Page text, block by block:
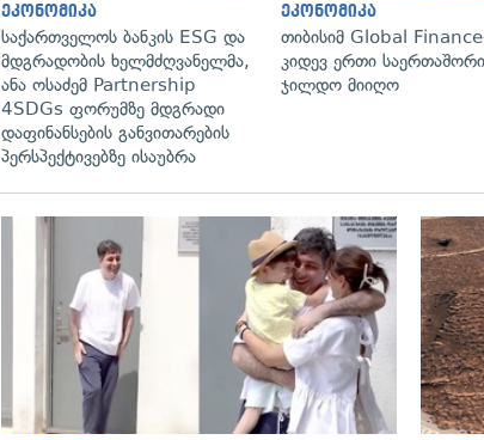
ეკონომიკა
საქართველოს ბანკის ESG და
მდგრადობის ხელმძღვანელმა,
ანა ოსაძემ Partnership
4SDGs ფორუმზე მდგრადი
დაფინანსების განვითარების
პერსპექტივებზე ისაუბრა
ეკონომიკა
თიბისიმ Global
კიდევ ერთი
ჯილდო მიიღო